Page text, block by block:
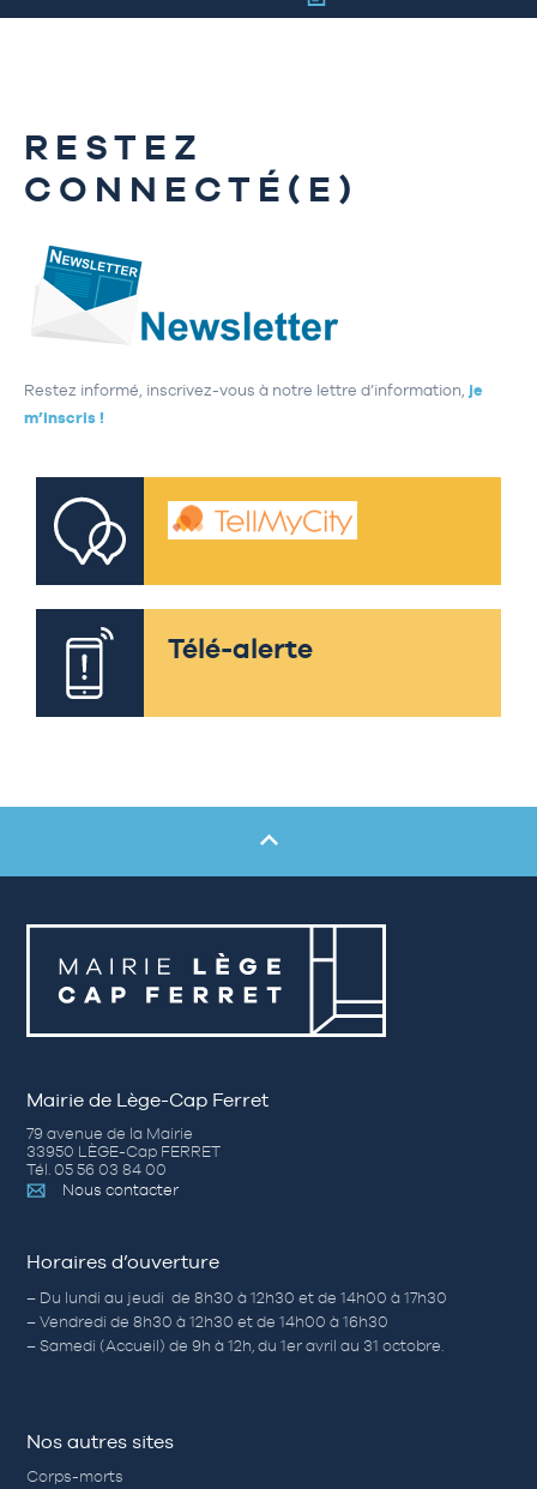
RESTEZ
CONNECTÉ(E)
Restez informé, inscrivez-vous à notre lettre d’information, je
m’inscris !
Télé-alerte
Mairie de Lège-Cap Ferret
79 avenue de la Mairie
33950 LÈGE-Cap FERRET
Tél. 05 56 03 84 00
Nous contacter
Horaires d’ouverture
– Du lundi au jeudi de 8h30 à 12h30 et de 14h00 à 17h30
– Vendredi de 8h30 à 12h30 et de 14h00 à 16h30
– Samedi (Accueil) de 9h à 12h, du 1er avril au 31 octobre.
Nos autres sites
Corps-morts